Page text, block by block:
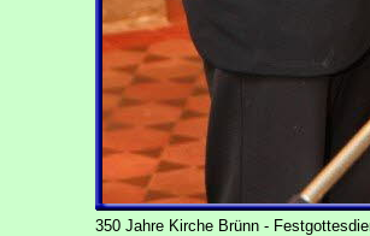
350 Jahre Kirche Brünn -